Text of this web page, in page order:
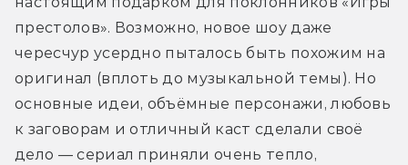
престолов». Возможно, новое шоу даже
чересчур усердно пыталось быть похожим на
оригинал (вплоть до музыкальной темы). Но
основные идеи, объёмные персонажи, любовь
к заговорам и отличный каст сделали своё
дело — сериал приняли очень тепло,